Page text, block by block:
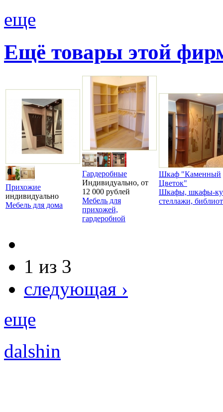
еще
Ещё товары этой
Прихожие
индивидуально
Мебель для дома
Гардеробные
Индивидуально, от
12 000 рублей
Мебель для
прихожей,
гардеробной
Шкаф "Каменный
Цветок"
Шкафы, шкафы-
стеллажи,
1 из 3
следующая ›
еще
dalshin